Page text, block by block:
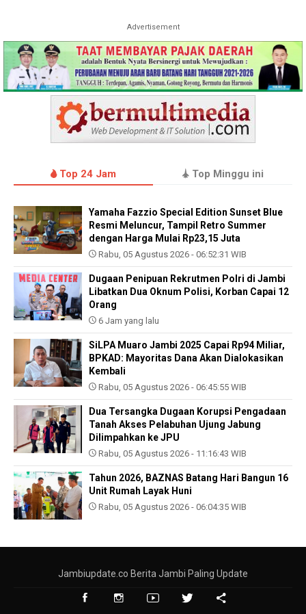
Advertisement
Top 24 Jam Top Minggu ini
Yamaha Fazzio Special Edition Sunset Blue
Resmi Meluncur, Tampil Retro Summer
dengan Harga Mulai Rp23,15 Juta
Rabu, 05 Agustus 2026 - 06:52:31 WIB
Dugaan Penipuan Rekrutmen Polri di Jambi
Libatkan Dua Oknum Polisi, Korban Capai 12
Orang
6 Jam yang lalu
SiLPA Muaro Jambi 2025 Capai Rp94 Miliar,
BPKAD: Mayoritas Dana Akan Dialokasikan
Kembali
Rabu, 05 Agustus 2026 - 06:45:55 WIB
Dua Tersangka Dugaan Korupsi Pengadaan
Tanah Akses Pelabuhan Ujung Jabung
Dilimpahkan ke JPU
Rabu, 05 Agustus 2026 - 11:16:43 WIB
Tahun 2026, BAZNAS Batang Hari Bangun 16
Unit Rumah Layak Huni
Rabu, 05 Agustus 2026 - 06:04:35 WIB
Jambiupdate.co Berita Jambi Paling Update